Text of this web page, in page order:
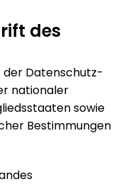
des
der Datenschutz-
nationaler
sowie
Bestimmungen